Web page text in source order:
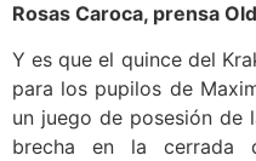
Rosas Caroca, prensa
Y es que el quince del
para los pupilos de
un juego de posesión de
brecha en la cerrada